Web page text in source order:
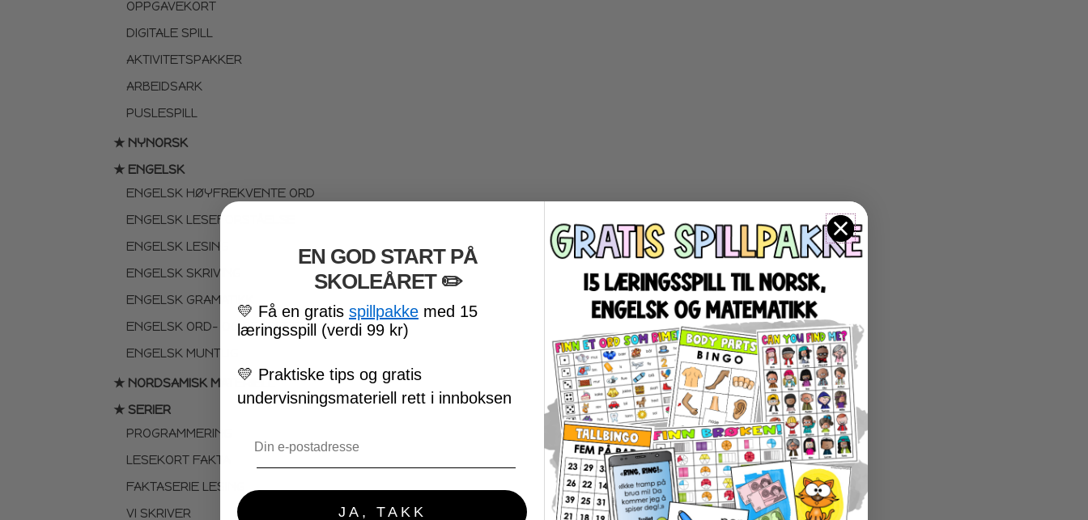
OPPGAVEKORT
DIGITALE SPILL
AKTIVITETSPAKKER
ARBEIDSARK
PUSLESPILL
★ NYNORSK
★ ENGELSK
ENGELSK HØYFREKVENTE ORD
ENGELSK LESEFORSTÅELSE
ENGELSK LESING
ENGELSK SKRIVING
ENGELSK GRAMATIKK
ENGELSK ORD- OG BEGREPER
ENGELSK MUNTLIG
★ NORDSAMISK MATERIELL
★ SERIER
PROGRAMMERING
LESEKORT FAKTA
FAKTASERIE LESING
VI SKRIVER
EN GOD START PÅ
SKOLEÅRET​ ✏️
💛 Få en gratis spillpakke med 15
læringsspill (verdi 99 kr)
💛 Praktiske tips og gratis
undervisningsmateriell rett i innboksen
JA, TAKK